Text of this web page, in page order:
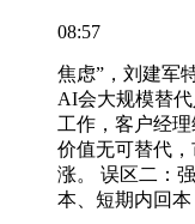
08:57
焦虑”，刘建军
AI会大规模替
工作，客户经
价值无可替代
涨。 误区二：
本、短期内回本